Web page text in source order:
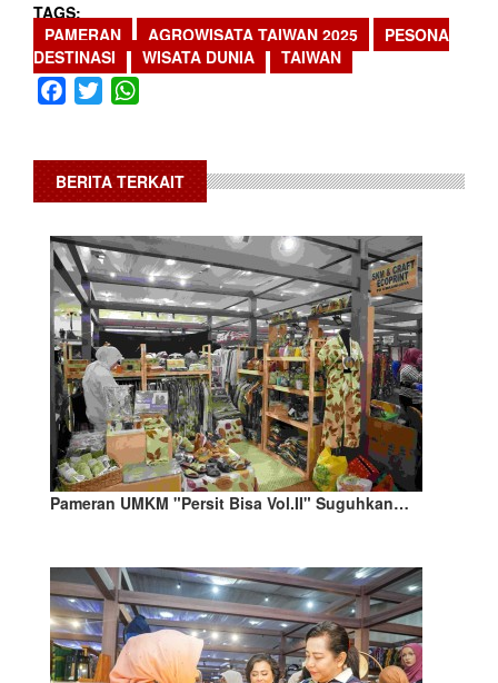
TAGS
PAMERAN
AGROWISATA TAIWAN 2025
PESONA
DESTINASI
WISATA DUNIA TAIWAN
Facebook
Twitter
BERITA TERKAIT
Pameran UMKM "Persit Bisa Vol.II" Suguhkan…